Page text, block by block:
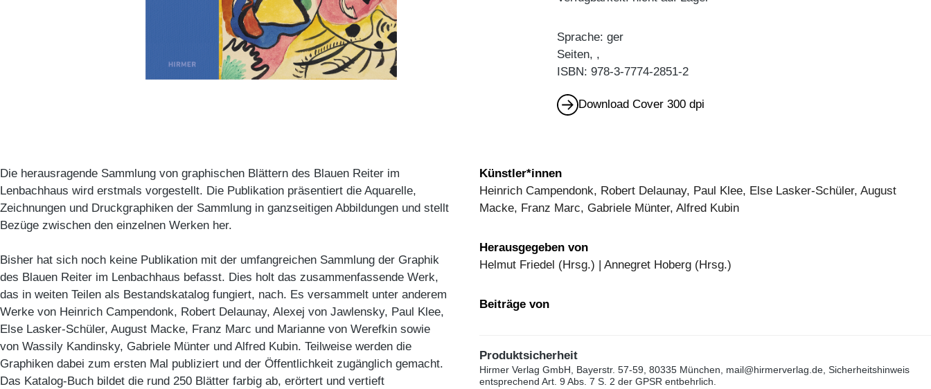
Sprache: ger
Seiten, ,
ISBN: 978-3-7774-2851-2
Download Cover 300 dpi
Die herausragende Sammlung von graphischen Blättern des Blauen Reiter im
Lenbachhaus wird erstmals vorgestellt. Die Publikation präsentiert die Aquarelle,
Zeichnungen und Druckgraphiken der Sammlung in ganzseitigen Abbildungen und stellt
Bezüge zwischen den einzelnen Werken her.
Bisher hat sich noch keine Publikation mit der umfangreichen Sammlung der Graphik
des Blauen Reiter im Lenbachhaus befasst. Dies holt das zusammenfassende Werk,
das in weiten Teilen als Bestandskatalog fungiert, nach. Es versammelt unter anderem
Werke von Heinrich Campendonk, Robert Delaunay, Alexej von Jawlensky, Paul Klee,
Else Lasker-Schüler, August Macke, Franz Marc und Marianne von Werefkin sowie
von Wassily Kandinsky, Gabriele Münter und Alfred Kubin. Teilweise werden die
Graphiken dabei zum ersten Mal publiziert und der Öffentlichkeit zugänglich gemacht.
Das Katalog-Buch bildet die rund 250 Blätter farbig ab, erörtert und vertieft
Künstler*innen
Heinrich Campendonk, Robert Delaunay, Paul Klee, Else Lasker-Schüler, August
Macke, Franz Marc, Gabriele Münter, Alfred Kubin
Herausgegeben von
Helmut Friedel (Hrsg.) | Annegret Hoberg (Hrsg.)
Beiträge von
Produktsicherheit
Hirmer Verlag GmbH, Bayerstr. 57-59, 80335 München, mail@hirmerverlag.de, Sicherheitshinweis
entsprechend Art. 9 Abs. 7 S. 2 der GPSR entbehrlich.